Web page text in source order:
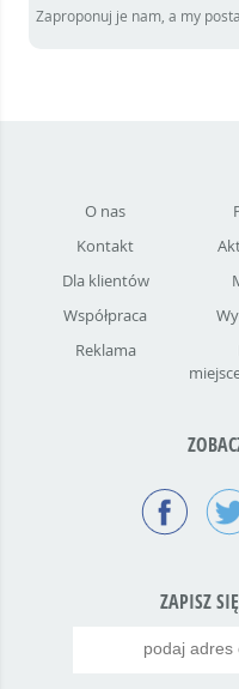
Zaproponuj je nam, a my
O nas
Kontakt
Dla klientów
Współpraca
Reklama
ZAPISZ